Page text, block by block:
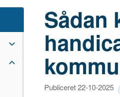
Sådan
Publiceret 22-10-2025